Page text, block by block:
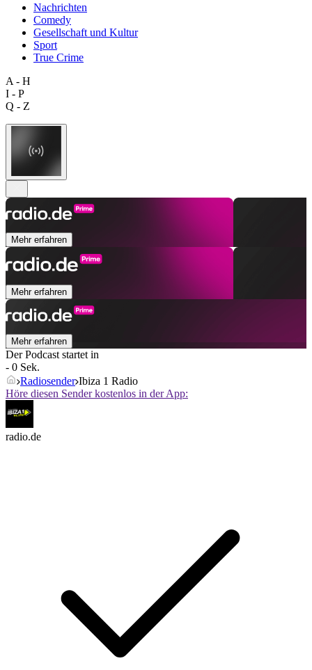
Nachrichten
Comedy
Gesellschaft und Kultur
Sport
True Crime
A - H
I - P
Q - Z
Mehr erfahren
Mehr erfahren
Mehr erfahren
Der Podcast startet in
- 0 Sek.
Radiosender Ibiza 1 Radio
Höre diesen Sender kostenlos in der App:
radio.de